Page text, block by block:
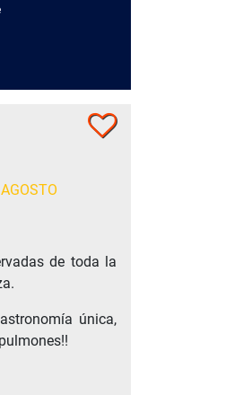
de toda la
única,